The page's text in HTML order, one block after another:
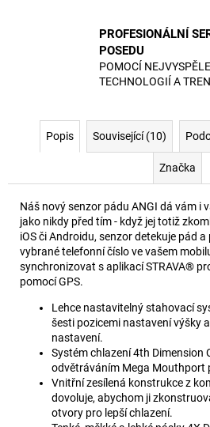
PROFESIONÁLNÍ
POSEDU
POMOCÍ
TECHNOLOGIÍ A
Popis Související (10)
Značka
Náš nový senzor pádu ANGI dá vám i
jako nikdy před tím - když jej totiž
iOS či Androidu, senzor detekuje pád
vybrané telefonní číslo ve vašem
synchronizovat s aplikací STRAVA®
pomocí GPS.
Lehce nastavitelný stahovací
šesti pozicemi nastavení výšky
nastavení.
Systém chlazení 4th Dimension
odvětráváním Mega Mouthport
Vnitřní zesílená konstrukce z
dovoluje, abychom ji
otvory pro lepší chlazení.